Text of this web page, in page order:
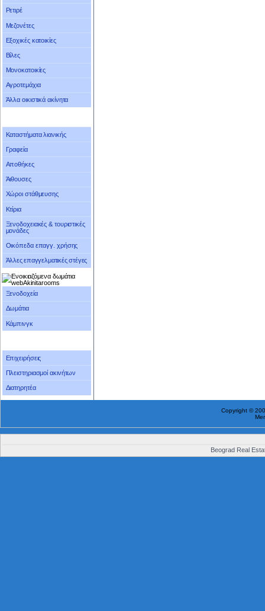
Ρετιρέ
Μεζονέτες
Εξοχικές κατοικίες
Βίλες
Μονοκατοικίες
Αγροτεμάχια
Άλλα οικιστικά ακίνητα
Καταστήματα λιανικής
Γραφεία
Αποθήκες
Άιθουσες
Χώροι στάθμευσης
Κτίρια
Ξενοδοχειακές & τουριστικές
μονάδες
Οικόπεδα επαγγ. χρήσης
Άλλες επαγγελματικές στέγες
Ξενοδοχεία
Δωμάτια
Κάμπινγκ
Επιχειρήσεις
Πλειστηριασμοί ακινήτων
Διατηρητέα
Copyright ©
Beograd Real